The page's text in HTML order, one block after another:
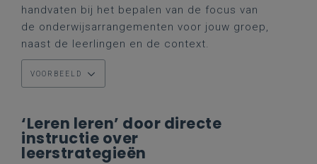
handvaten bij het bepalen van de focus van
de onderwijsarrangementen voor jouw groep,
naast de leerlingen en de context.
VOORBEELD
‘Leren leren’ door directe
instructie over
leerstrategieën